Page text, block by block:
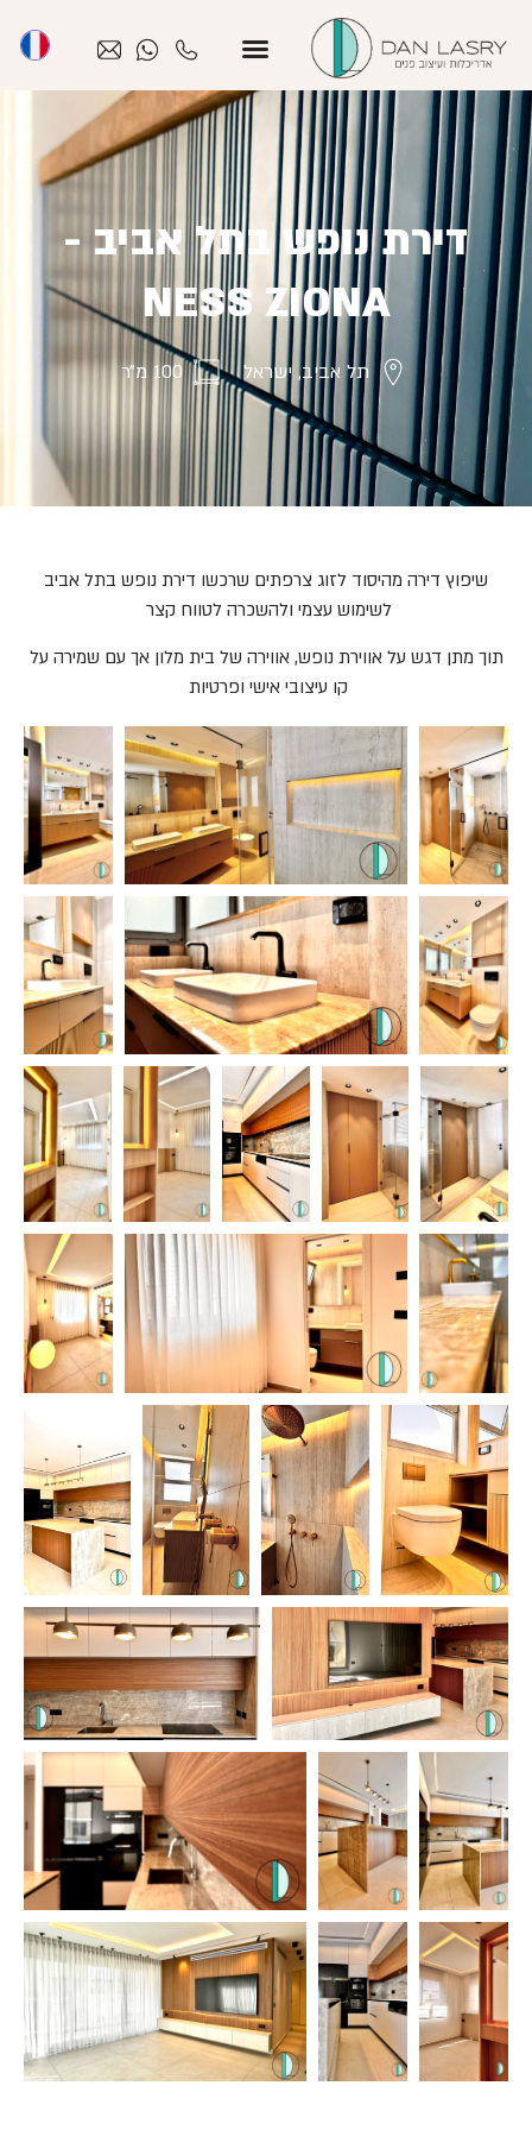
דירת נופש בתל אביב -
NESS ZIONA
תל אביב, ישראל 100 מ״ר
שיפוץ דירה מהיסוד לזוג צרפתים שרכשו דירת נופש בתל אביב
לשימוש עצמי ולהשכרה לטווח קצר
תוך מתן דגש על אווירת נופש, אווירה של בית מלון אך עם שמירה על
קו עיצובי אישי ופרטיות